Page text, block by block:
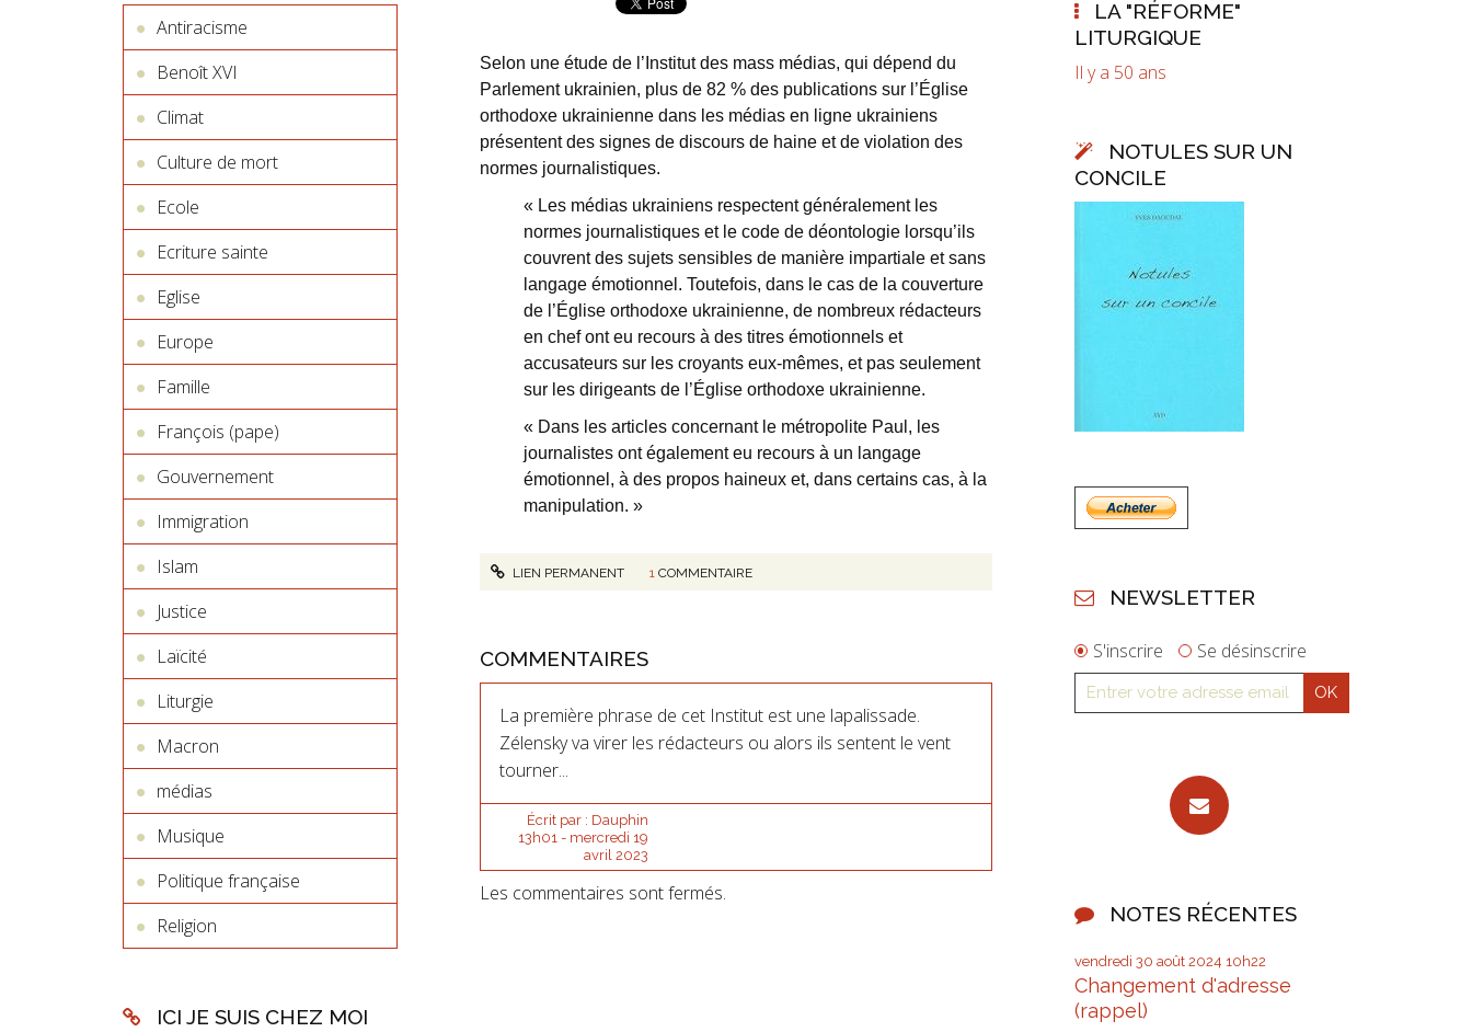
Antiracisme
Benoît XVI
Climat
Culture de mort
Ecole
Ecriture sainte
Eglise
Europe
Famille
François (pape)
Gouvernement
Immigration
Islam
Justice
Laïcité
Liturgie
Macron
médias
Musique
Politique française
Religion
ICI JE SUIS CHEZ MOI
Selon une étude de l’Institut des mass médias, qui dépend du
Parlement ukrainien, plus de 82 % des publications sur l’Église
orthodoxe ukrainienne dans les médias en ligne ukrainiens
présentent des signes de discours de haine et de violation des
normes journalistiques.
« Les médias ukrainiens respectent généralement les
normes journalistiques et le code de déontologie lorsqu’ils
couvrent des sujets sensibles de manière impartiale et sans
langage émotionnel. Toutefois, dans le cas de la couverture
de l’Église orthodoxe ukrainienne, de nombreux rédacteurs
en chef ont eu recours à des titres émotionnels et
accusateurs sur les croyants eux-mêmes, et pas seulement
sur les dirigeants de l’Église orthodoxe ukrainienne.
« Dans les articles concernant le métropolite Paul, les
journalistes ont également eu recours à un langage
émotionnel, à des propos haineux et, dans certains cas, à la
manipulation. »
LIEN PERMANENT 1 COMMENTAIRE
COMMENTAIRES
La première phrase de cet Institut est une lapalissade.
Zélensky va virer les rédacteurs ou alors ils sentent le vent
tourner...
Écrit par : Dauphin
13h01- mercredi 19
avril 2023
Les commentaires sont fermés.
LA "RÉFORME"
LITURGIQUE
Il y a 50 ans
NOTULES SUR UN
CONCILE
NEWSLETTER
S'inscrire Se désinscrire
NOTES RÉCENTES
vendredi 30 août 2024 10h22
Changement d'adresse
(rappel)